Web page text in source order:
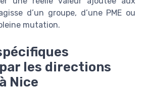
d’un groupe, d’une PME ou
mutation.
les directions
Nice